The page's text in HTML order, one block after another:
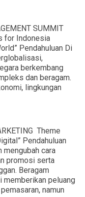
SUMMIT
for Indonesia
Pendahuluan Di
berkembang
dan beragam.
lingkungan
Theme
Pendahuluan
cara
promosi serta
Beragam
peluang
namun